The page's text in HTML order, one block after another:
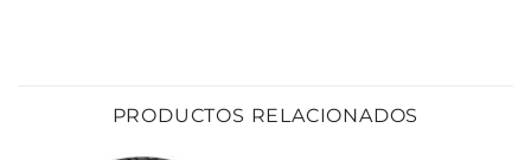
PRODUCTOS RELACIONADOS